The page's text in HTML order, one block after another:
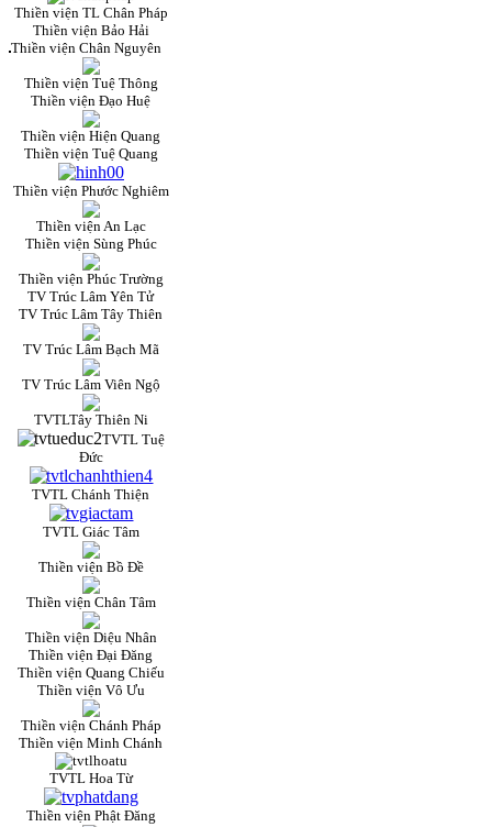
Thiền viện TL Chân Pháp
Thiền viện Bảo Hải
Thiền viện Chân Nguyên
Thiền viện Tuệ Thông
Thiền viện Đạo Huệ
Thiền viện Hiện Quang
Thiền viện Tuệ Quang
Thiền viện Phước Nghiêm
Thiền viện An Lạc
Thiền viện Sùng Phúc
Thiền viện Phúc Trường
TV Trúc Lâm Yên Tử
TV Trúc Lâm Tây Thiên
TV Trúc Lâm Bạch Mã
TV Trúc Lâm Viên Ngộ
TVTLTây Thiên Ni
TVTL Tuệ
Đức
TVTL Chánh Thiện
TVTL Giác Tâm
Thiền viện Bồ Đề
Thiền viện Chân Tâm
Thiền viện Diệu Nhân
Thiền viện Đại Đăng
Thiền viện Quang Chiếu
Thiền viện Vô Ưu
Thiền viện Chánh Pháp
Thiền viện Minh Chánh
TVTL Hoa Từ
Thiền viện Phật Đăng